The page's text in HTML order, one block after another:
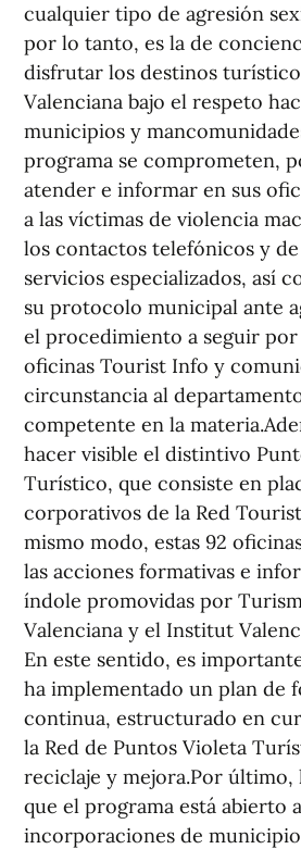
cualquier tipo de agresión
por lo tanto, es la de
disfrutar los destinos
Valenciana bajo el respeto
municipios y
programa se comprometen,
atender e informar en sus
a las víctimas de violencia
los contactos telefónicos y
servicios especializados, así
su protocolo municipal ante
el procedimiento a seguir por
oficinas Tourist Info y
circunstancia al
competente en la
hacer visible el distintivo
Turístico, que consiste en
corporativos de la Red
mismo modo, estas 92
las acciones formativas e
índole promovidas por
Valenciana y el Institut
En este sentido, es
ha implementado un plan de
continua, estructurado en
la Red de Puntos Violeta
reciclaje y mejora.Por último,
que el programa está abierto
incorporaciones de